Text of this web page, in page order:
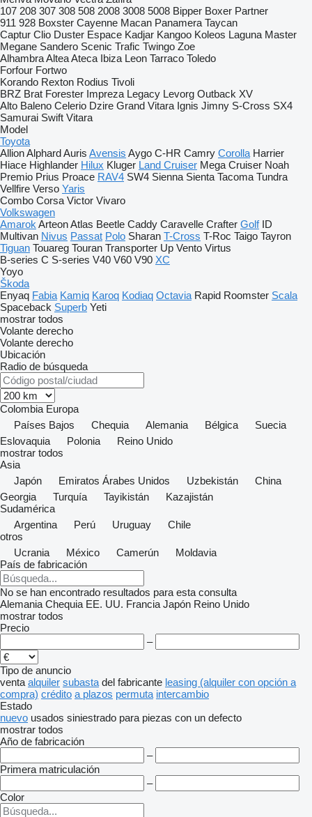
107 208 307 308 508 2008 3008 5008 Bipper Boxer Partner
911 928 Boxster Cayenne Macan Panamera Taycan
Captur Clio Duster Espace Kadjar Kangoo Koleos Laguna Master
Megane Sandero Scenic Trafic Twingo Zoe
AlhambraAlteaAteca Ibiza Leon Tarraco Toledo
Forfour Fortwo
Korando Rexton Rodius Tivoli
BRZ Brat Forester Impreza Legacy Levorg Outback XV
Alto Baleno Celerio Dzire Grand Vitara Ignis Jimny S-Cross SX4
Samurai Swift Vitara
Model
Toyota
AllionAlphardAuris Avensis Aygo C-HR Camry Corolla Harrier
Hiace Highlander Hilux Kluger Land Cruiser Mega Cruiser Noah
Premio Prius Proace RAV4 SW4 Sienna Sienta Tacoma Tundra
Vellfire Verso Yaris
Combo Corsa Victor Vivaro
Volkswagen
Amarok ArteonAtlas Beetle Caddy Caravelle Crafter Golf ID
Multivan Nivus Passat Polo Sharan T-Cross T-Roc Taigo Tayron
Tiguan Touareg Touran Transporter Up Vento Virtus
B-series C S-series V40 V60 V90 XC
Yoyo
Škoda
Enyaq Fabia Kamiq Karoq Kodiaq Octavia Rapid Roomster Scala
Spaceback Superb Yeti
mostrar todos
Volante derecho
Volante derecho
Ubicación
Radio de búsqueda
Colombia Europa
Países Bajos
Chequia Alemania Bélgica
Suecia
Eslovaquia
Polonia
Reino Unido
mostrar todos
Asia
Japón
Emiratos Árabes Unidos Uzbekistán
China
Georgia
Turquía Tayikistán
Kazajistán
Sudamérica
Argentina
Perú Uruguay
Chile
otros
Ucrania
México Camerún
Moldavia
País de fabricación
No se han encontrado resultados para esta consulta
Alemania Chequia EE. UU. Francia Japón Reino Unido
mostrar todos
Precio
–
Tipo de anuncio
venta alquiler subasta del fabricante leasing (alquiler con opción a
compra) crédito a plazos permuta intercambio
Estado
nuevo usados siniestrado para piezas con un defecto
mostrar todos
Año de fabricación
–
Primera matriculación
–
Color